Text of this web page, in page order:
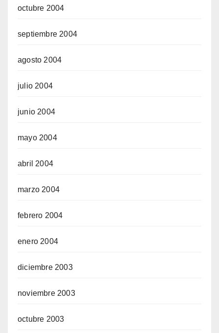
octubre 2004
septiembre 2004
agosto 2004
julio 2004
junio 2004
mayo 2004
abril 2004
marzo 2004
febrero 2004
enero 2004
diciembre 2003
noviembre 2003
octubre 2003